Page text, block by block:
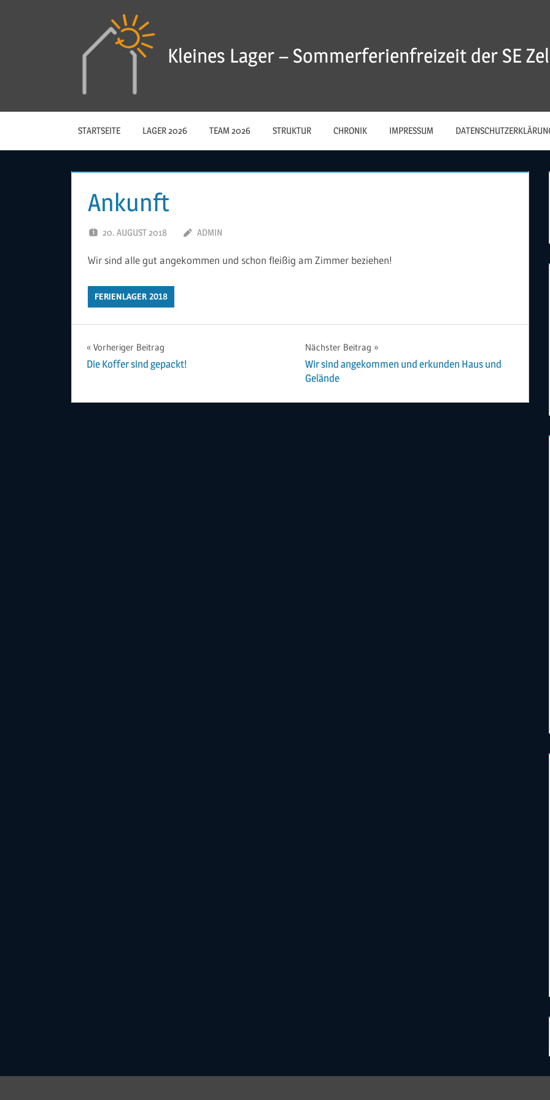
Kleines Lager – Sommerferienfreizeit der SE
STARTSEITE LAGER 2026 TEAM 2026 STRUKTUR CHRONIK IMPRESSUM
Ankunft
20. AUGUST 2018 ADMIN
Wir sind alle gut angekommen und schon fleißig am Zimmer beziehen!
FERIENLAGER 2018
Beitragsnavigation
Vorheriger Beitrag
Die Koffer sind gepackt!
Nächster Beitrag
Wir sind angekommen und erkunden Haus und
Gelände